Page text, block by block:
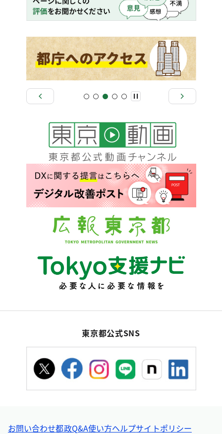
東京都公式SNS
お問い合わせ都政Q&A使い方ヘルプサイトポリシー